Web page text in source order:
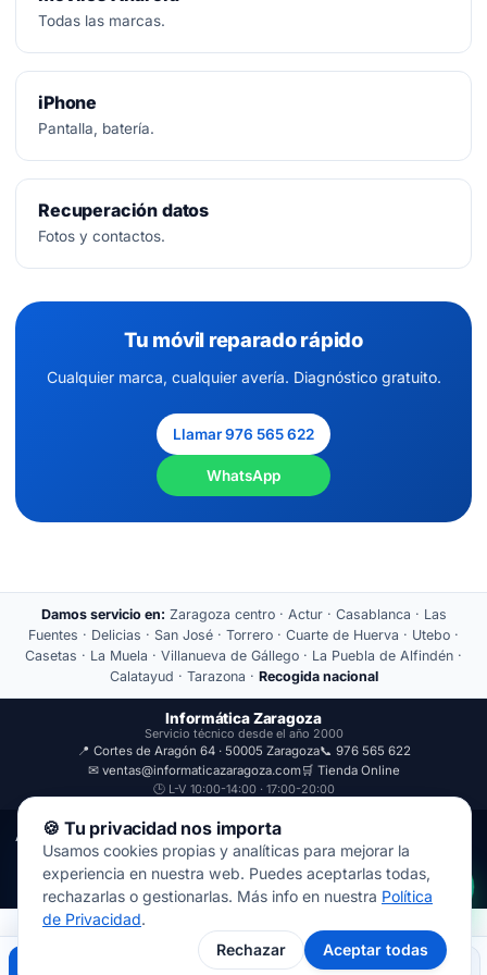
Todas las marcas.
iPhone
Pantalla, batería.
Recuperación datos
Fotos y contactos.
Tu móvil reparado rápido
Cualquier marca, cualquier avería. Diagnóstico gratuito.
Llamar 976 565 622
WhatsApp
Damos servicio en: Zaragoza centro · Actur · Casablanca · Las
Fuentes · Delicias · San José · Torrero · Cuarte de Huerva · Utebo ·
Casetas · La Muela · Villanueva de Gállego · La Puebla de Alfindén ·
Calatayud · Tarazona · Recogida nacional
Informática Zaragoza
Servicio técnico desde el año 2000
📍 Cortes de Aragón 64 · 50005 Zaragoza📞 976 565 622
✉ ventas@informaticazaragoza.com🛒 Tienda Online
🕒 L-V 10:00-14:00 · 17:00-20:00
Aviso Legal
Política de Privacidad
© 2000-2026 · Javal Informática S.L. · Tienda Informática Zaragoza
· Reparación de Ordenadores, Portátiles y Móviles.
🍪 Tu privacidad nos importa
Usamos cookies propias y analíticas para mejorar la
experiencia en nuestra web. Puedes aceptarlas todas,
rechazarlas o gestionarlas. Más info en nuestra Política
de Privacidad.
Rechazar
Aceptar todas